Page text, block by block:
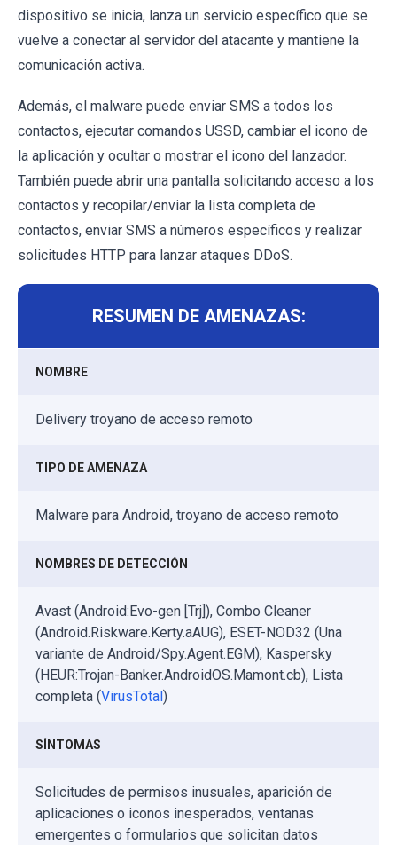
dispositivo se inicia, lanza un servicio específico que se
vuelve a conectar al servidor del atacante y mantiene la
comunicación activa.
Además, el malware puede enviar SMS a todos los
contactos, ejecutar comandos USSD, cambiar el icono de
la aplicación y ocultar o mostrar el icono del lanzador.
También puede abrir una pantalla solicitando acceso a los
contactos y recopilar/enviar la lista completa de
contactos, enviar SMS a números específicos y realizar
solicitudes HTTP para lanzar ataques DDoS.
RESUMEN DE AMENAZAS:
NOMBRE
Delivery troyano de acceso remoto
TIPO DE AMENAZA
Malware para Android, troyano de acceso remoto
NOMBRES DE DETECCIÓN
Avast (Android:Evo-gen [Trj]), Combo Cleaner
(Android.Riskware.Kerty.aAUG), ESET-NOD32 (Una
variante de Android/Spy.Agent.EGM), Kaspersky
(HEUR:Trojan-Banker.AndroidOS.Mamont.cb), Lista
completa (VirusTotal)
SÍNTOMAS
Solicitudes de permisos inusuales, aparición de
aplicaciones o iconos inesperados, ventanas
emergentes o formularios que solicitan datos